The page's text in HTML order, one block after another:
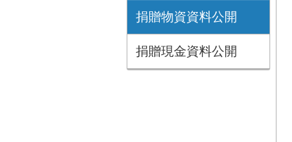
捐贈物資資料公開
捐贈現金資料公開